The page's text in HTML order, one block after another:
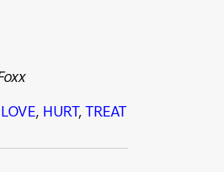
LOVE,HURT,TREAT